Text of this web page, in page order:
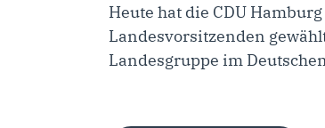
Heute hat die CDU
Landesvorsitzenden
Landesgruppe im